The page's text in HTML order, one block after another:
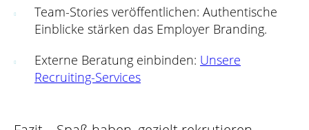
Team-Stories veröffentlichen: Authentische
Einblicke stärken das Employer Branding.
Externe Beratung einbinden: Unsere
Recruiting-Services